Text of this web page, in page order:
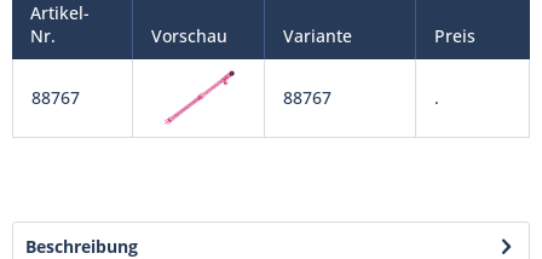
Artikel-
Nr.
Vorschau Variante Preis
88767 88767 .
Beschreibung